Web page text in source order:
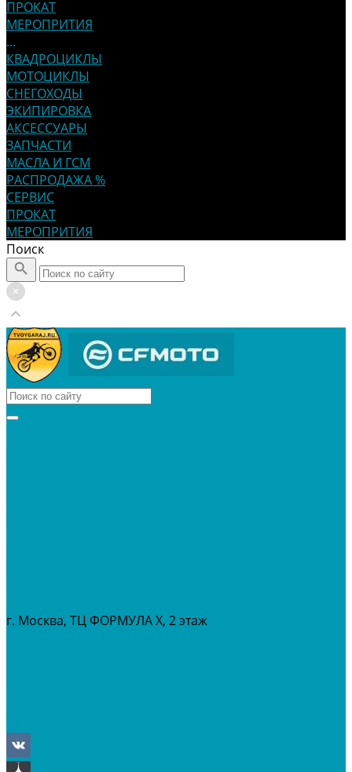
ПРОКАТ
МЕРОПРИТИЯ
...
КВАДРОЦИКЛЫ
МОТОЦИКЛЫ
СНЕГОХОДЫ
ЭКИПИРОВКА
АКСЕССУАРЫ
ЗАПЧАСТИ
МАСЛА И ГСМ
РАСПРОДАЖА %
СЕРВИС
ПРОКАТ
МЕРОПРИТИЯ
Поиск
г. Москва, ТЦ ФОРМУЛА Х, 2 этаж